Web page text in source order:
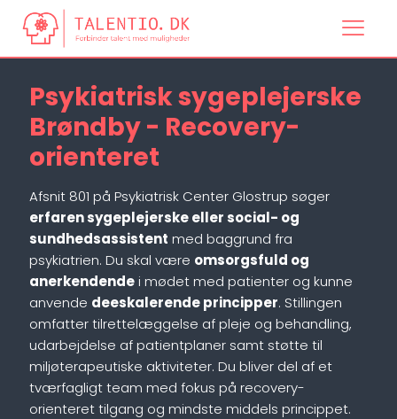
Psykiatrisk sygeplejerske
Brøndby - Recovery-
orienteret
Afsnit 801 på Psykiatrisk Center Glostrup søger
erfaren sygeplejerske eller social- og
sundhedsassistent med baggrund fra
psykiatrien. Du skal være omsorgsfuld og
anerkendendei mødet med patienter og kunne
anvende deeskalerende principper. Stillingen
omfatter tilrettelæggelse af pleje og behandling,
udarbejdelse af patientplaner samt støtte til
miljøterapeutiske aktiviteter. Du bliver del af et
tværfagligt team med fokus på recovery-
orienteret tilgang og mindste middels princippet.